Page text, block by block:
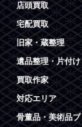
店頭買取
宅配買取
旧家・蔵整理
遺品整理・片付け
買取作家
対応エリア
骨董品・美術品